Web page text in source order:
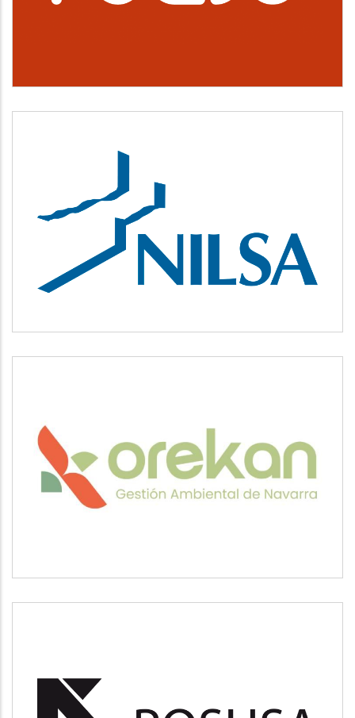
NILSA
Medio ambiente
OREKAN
Medio ambiente